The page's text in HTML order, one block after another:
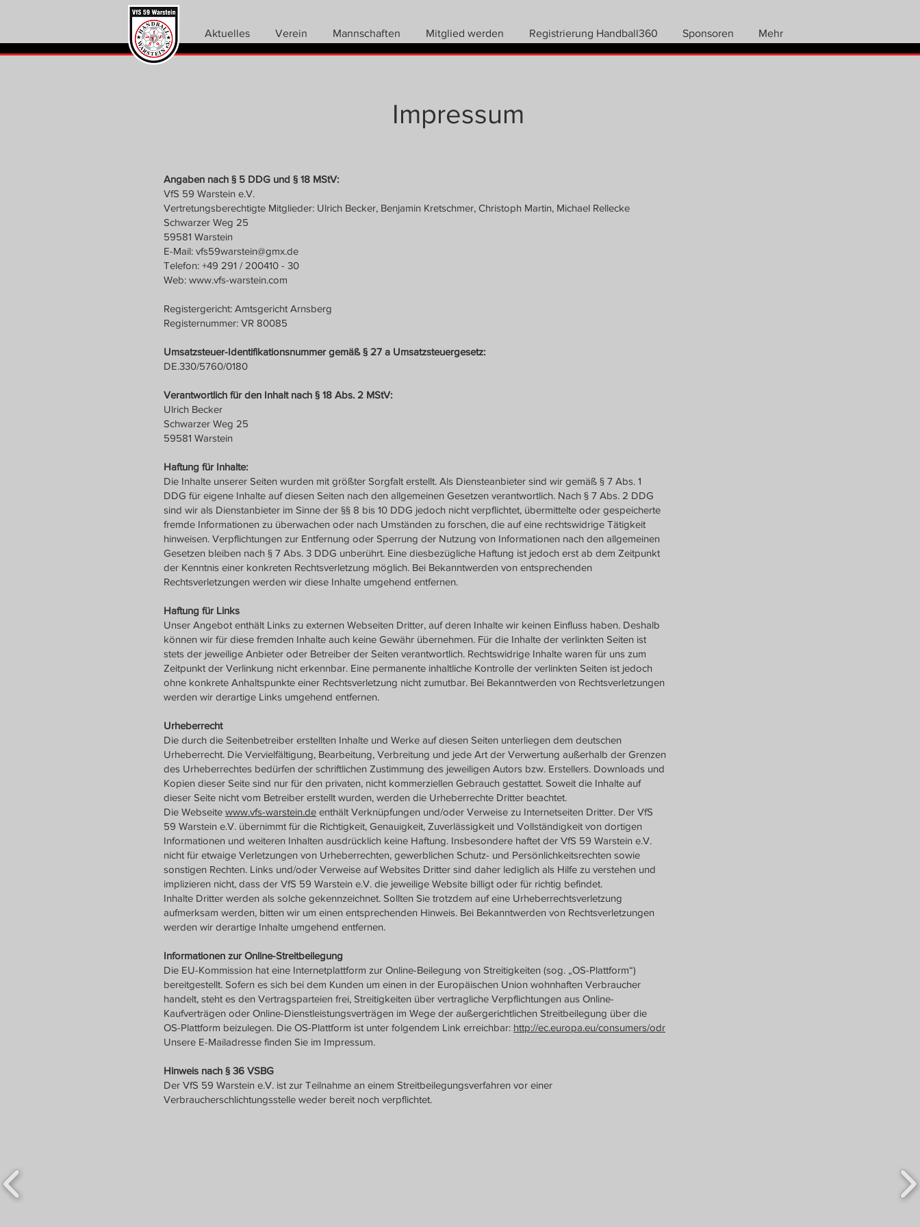
Aktuelles Verein Mannschaften Mitglied werden Registrierung Handball360 Sponsoren Mehr
Impressum
Angaben nach § 5 DDG und § 18 MStV:
VfS 59 Warstein e.V.
Vertretungsberechtigte Mitglieder: Ulrich Becker, Benjamin Kretschmer, Christoph Martin, Michael Rellecke
Schwarzer Weg 25
59581 Warstein
E-Mail: vfs59warstein@gmx.de
Telefon: +49 291 / 200410 - 30
Web: www.vfs-warstein.com
Registergericht: Amtsgericht Arnsberg
Registernummer: VR 80085
Umsatzsteuer-Identifikationsnummer gemäß § 27 a Umsatzsteuergesetz:
DE.330/5760/0180
Verantwortlich für den Inhalt nach § 18 Abs. 2 MStV:
Ulrich Becker
Schwarzer Weg 25
59581 Warstein
Haftung für Inhalte:
Die Inhalte unserer Seiten wurden mit größter Sorgfalt erstellt. Als Diensteanbieter sind wir gemäß § 7 Abs. 1
DDG für eigene Inhalte auf diesen Seiten nach den allgemeinen Gesetzen verantwortlich. Nach § 7 Abs. 2 DDG
sind wir als Dienstanbieter im Sinne der §§ 8 bis 10 DDG jedoch nicht verpflichtet, übermittelte oder gespeicherte
fremde Informationen zu überwachen oder nach Umständen zu forschen, die auf eine rechtswidrige Tätigkeit
hinweisen. Verpflichtungen zur Entfernung oder Sperrung der Nutzung von Informationen nach den allgemeinen
Gesetzen bleiben nach § 7 Abs. 3 DDG unberührt. Eine diesbezügliche Haftung ist jedoch erst ab dem Zeitpunkt
der Kenntnis einer konkreten Rechtsverletzung möglich. Bei Bekanntwerden von entsprechenden
Rechtsverletzungen werden wir diese Inhalte umgehend entfernen.
Haftung für Links
Unser Angebot enthält Links zu externen Webseiten Dritter, auf deren Inhalte wir keinen Einfluss haben. Deshalb
können wir für diese fremden Inhalte auch keine Gewähr übernehmen. Für die Inhalte der verlinkten Seiten ist
stets der jeweilige Anbieter oder Betreiber der Seiten verantwortlich. Rechtswidrige Inhalte waren für uns zum
Zeitpunkt der Verlinkung nicht erkennbar. Eine permanente inhaltliche Kontrolle der verlinkten Seiten ist jedoch
ohne konkrete Anhaltspunkte einer Rechtsverletzung nicht zumutbar. Bei Bekanntwerden von Rechtsverletzungen
werden wir derartige Links umgehend entfernen.
Urheberrecht
Die durch die Seitenbetreiber erstellten Inhalte und Werke auf diesen Seiten unterliegen dem deutschen
Urheberrecht. Die Vervielfältigung, Bearbeitung, Verbreitung und jede Art der Verwertung außerhalb der Grenzen
des Urheberrechtes bedürfen der schriftlichen Zustimmung des jeweiligen Autors bzw. Erstellers. Downloads und
Kopien dieser Seite sind nur für den privaten, nicht kommerziellen Gebrauch gestattet. Soweit die Inhalte auf
dieser Seite nicht vom Betreiber erstellt wurden, werden die Urheberrechte Dritter beachtet.
Die Webseite www.vfs-warstein.de enthält Verknüpfungen und/oder Verweise zu Internetseiten Dritter. Der VfS
59 Warstein e.V. übernimmt für die Richtigkeit, Genauigkeit, Zuverlässigkeit und Vollständigkeit von dortigen
Informationen und weiteren Inhalten ausdrücklich keine Haftung. Insbesondere haftet der VfS 59 Warstein e.V.
nicht für etwaige Verletzungen von Urheberrechten, gewerblichen Schutz- und Persönlichkeitsrechten sowie
sonstigen Rechten. Links und/oder Verweise auf Websites Dritter sind daher lediglich als Hilfe zu verstehen und
implizieren nicht, dass der VfS 59 Warstein e.V. die jeweilige Website billigt oder für richtig befindet.
Inhalte Dritter werden als solche gekennzeichnet. Sollten Sie trotzdem auf eine Urheberrechtsverletzung
aufmerksam werden, bitten wir um einen entsprechenden Hinweis. Bei Bekanntwerden von Rechtsverletzungen
werden wir derartige Inhalte umgehend entfernen.
Informationen zur Online-Streitbeilegung
Die EU-Kommission hat eine Internetplattform zur Online-Beilegung von Streitigkeiten (sog. „OS-Plattform“)
bereitgestellt. Sofern es sich bei dem Kunden um einen in der Europäischen Union wohnhaften Verbraucher
handelt, steht es den Vertragsparteien frei, Streitigkeiten über vertragliche Verpflichtungen aus Online-
Kaufverträgen oder Online-Dienstleistungsverträgen im Wege der außergerichtlichen Streitbeilegung über die
OS-Plattform beizulegen. Die OS-Plattform ist unter folgendem Link erreichbar: http://ec.europa.eu/consumers/odr
Unsere E-Mailadresse finden Sie im Impressum.
Hinweis nach § 36 VSBG
Der VfS 59 Warstein e.V. ist zur Teilnahme an einem Streitbeilegungsverfahren vor einer
Verbraucherschlichtungsstelle weder bereit noch verpflichtet.